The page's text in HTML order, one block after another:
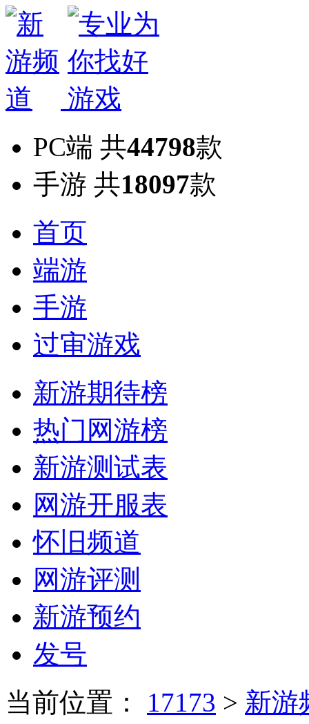
PC端 共44798款
手游 共18097款
首页
端游
手游
过审游戏
新游期待榜
热门网游榜
新游测试表
网游开服表
怀旧频道
网游评测
新游预约
发号
当前位置： 17173 > 新游